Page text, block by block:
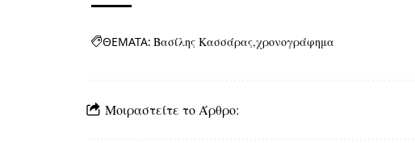
ΘΕΜΑΤΑ: Βασίλης Κασσάρας χρονογράφημα
Μοιραστείτε το Άρθρο: